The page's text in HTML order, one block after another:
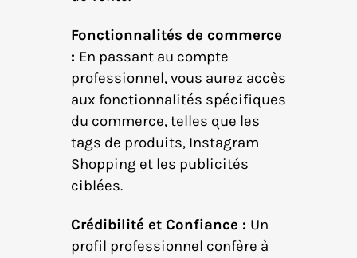
Fonctionnalités de commerce
: En passant au compte
professionnel, vous aurez accès
aux fonctionnalités spécifiques
du commerce, telles que les
tags de produits, Instagram
Shopping et les publicités
ciblées.
Crédibilité et Confiance : Un
profil professionnel confère à